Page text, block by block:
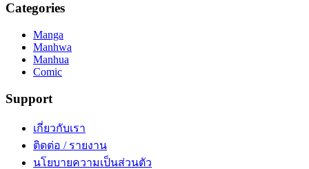
Categories
Manga
Manhwa
Manhua
Comic
Support
เกี่ยวกับเรา
ติดต่อ / รายงาน
นโยบายความเป็นส่วนตัว